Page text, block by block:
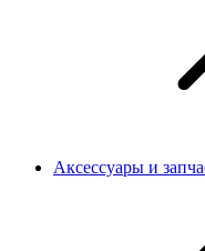
Аксессуары и